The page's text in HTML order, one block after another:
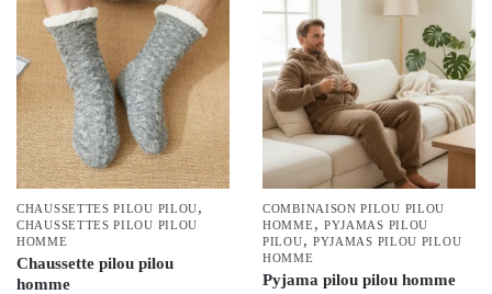
variations.
options
peuvent
être
choisies
sur
la
page
produit
variations.
options
peuvent
être
choisies
sur
la
page
du
produit
CHAUSSETTES PILOU PILOU,
CHAUSSETTES PILOU PILOU
HOMME
Chaussette pilou pilou
homme
COMBINAISON PILOU PILOU
HOMME, PYJAMAS PILOU
PILOU, PYJAMAS PILOU PILOU
HOMME
Pyjama pilou pilou homme